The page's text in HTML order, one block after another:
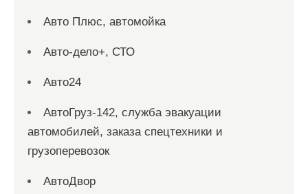
Авто Плюс, автомойка
Авто-дело+, СТО
Авто24
АвтоГруз-142, служба эвакуации
автомобилей, заказа спецтехники и
грузоперевозок
АвтоДвор